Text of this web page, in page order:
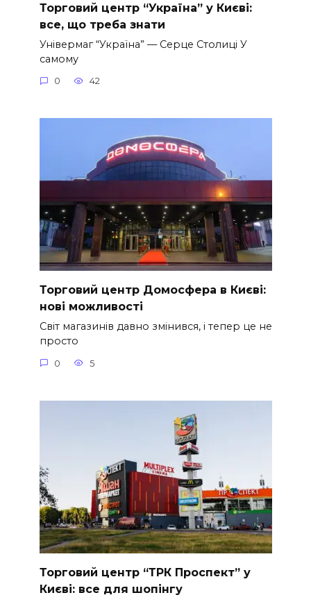
Торговий центр “Україна” у Києві:
все, що треба знати
Універмаг “Україна” — Серце Столиці У
самому
0 42
Торговий центр Домосфера в Києві:
нові можливості
Світ магазинів давно змінився, і тепер це не
просто
0 5
Торговий центр “ТРК Проспект” у
Києві: все для шопінгу